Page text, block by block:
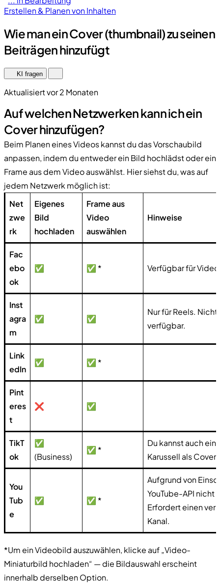
Erstellen & Planen von Inhalten
Wie man ein Cover (thumbnail) zu seinen
Beiträgen hinzufügt
KI fragen
Aktualisiert vor 2 Monaten
Auf welchen Netzwerken kann ich ein
Cover hinzufügen?
Beim Planen eines Videos kannst du das Vorschaubild
anpassen, indem du entweder ein Bild hochlädst oder ein
Frame aus dem Video auswählst. Hier siehst du, was auf
jedem Netzwerk möglich ist:
Net
zwe
rk
Eigenes
Bild
hochladen
Frame aus
Video
auswählen
Hinweise
Fac
ebo
ok
✅ ✅ * Verfügbar für
Inst
agra
m
✅ ✅
Nur für Reels.
verfügbar.
Link
edIn
✅ ✅ *
Pint
eres
t
❌​ ✅
TikT
ok
✅
(Business)
✅ *
Du kannst auch ein
Karussell als Cover
You
Tub
e
✅ ✅ *
Aufgrund von
YouTube-API nicht
Erfordert einen
Kanal.
*Um ein Videobild auszuwählen, klicke auf „Video-
Miniaturbild hochladen“ — die Bildauswahl erscheint
innerhalb derselben Option.